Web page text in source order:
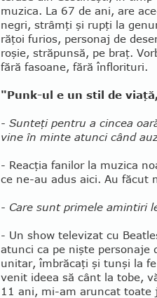
muzica. La 67 de ani, are
negri, strâmţi şi rupţi la
răţoi furios, personaj de
roşie, străpunsă, pe braţ.
fără fasoane, fără înflorituri.
"Punk-ul e un stil de
- Sunteţi pentru a cincea
vine în minte atunci când
- Reacţia fanilor la muzica
ce ne-au adus aici. Au făcut
- Care sunt primele amintiri
- Un show televizat cu
atunci ca pe nişte personaje
unitar, îmbrăcaţi şi tunşi la
venit ideea să cânt la tobe,
11 ani, mi-am aruncat toate